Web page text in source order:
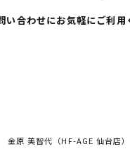
い合わせにお気軽にご利用
金原 美智代（HF-AGE 仙台店）